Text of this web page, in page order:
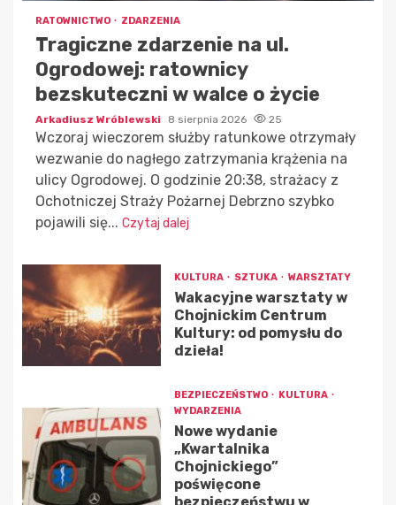
RATOWNICTWO ZDARZENIA
Tragiczne zdarzenie na ul.
Ogrodowej: ratownicy
bezskuteczni w walce o życie
Arkadiusz Wróblewski 8 sierpnia 2026 25
Wczoraj wieczorem służby ratunkowe otrzymały
wezwanie do nagłego zatrzymania krążenia na
ulicy Ogrodowej. O godzinie 20:38, strażacy z
Ochotniczej Straży Pożarnej Debrzno szybko
pojawili się... Czytaj dalej
KULTURA SZTUKA WARSZTATY
Wakacyjne warsztaty w
Chojnickim Centrum
Kultury: od pomysłu do
dzieła!
BEZPIECZEŃSTWO
KULTURA
WYDARZENIA
Nowe wydanie
„Kwartalnika
Chojnickiego”
poświęcone
bezpieczeństwu w